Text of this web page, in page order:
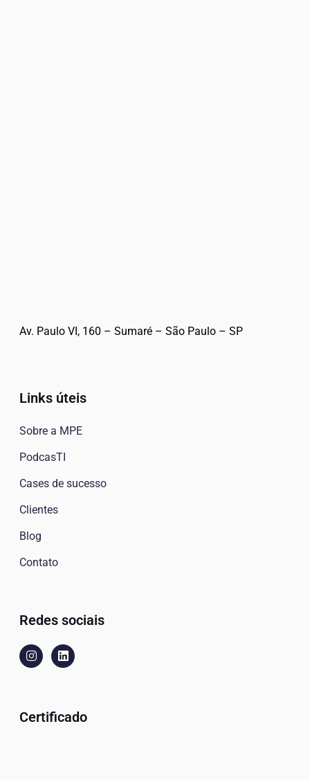
Av. Paulo VI, 160 – Sumaré – São Paulo – SP
Links úteis
Sobre a MPE
PodcasTI
Cases de sucesso
Clientes
Blog
Contato
Redes sociais
Certificado